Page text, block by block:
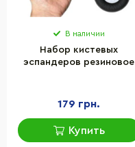
В наличии
Набор кистевых
эспандеров резиновое
179 грн.
Купить